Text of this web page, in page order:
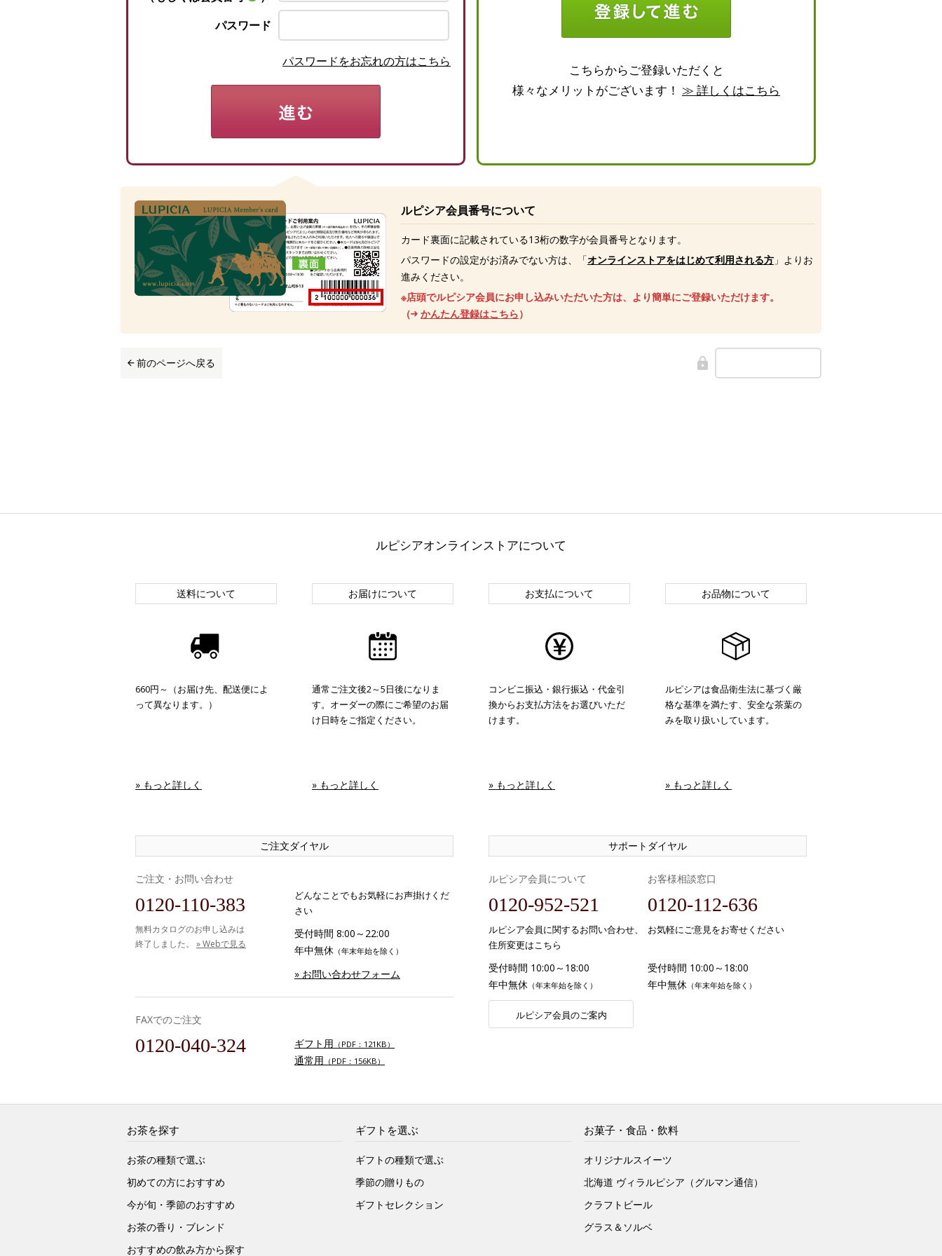
パスワード
パスワードをお忘れの方はこちら
こちらからご登録いただくと
様々なメリットがございます！ ≫ 詳しくはこちら
ルピシア会員番号について
カード裏面に記載されている13桁の数字が会員番号となります。
パスワードの設定がお済みでない方は、「オンラインストアをはじめて利用される方 」よりお
進みください。
※店頭でルピシア会員にお申し込みいただいた方は、より簡単にご登録いただけます。
（
かんたん登録はこちら）
前のページへ戻る
ルピシアオンラインストアについて
送料について
660円～（お届け先、配送便によ
って異なります。）
» もっと詳しく
お届けについて
通常ご注文後2～5日後になりま
す。オーダーの際にご希望のお届
け日時をご指定ください。
» もっと詳しく
お支払について
コンビニ振込・銀行振込・代金引
換からお支払方法をお選びいただ
けます。
» もっと詳しく
お品物について
ルピシアは食品衛生法に基づく厳
格な基準を満たす、安全な茶葉の
みを取り扱いしています。
» もっと詳しく
ご注文ダイヤル
ご注文・お問い合わせ
0120-110-383
無料カタログのお申し込みは
終了しました。 » Webで見る
どんなことでもお気軽にお声掛けくだ
さい
受付時間 8:00～22:00
年中無休 （年末年始を除く）
» お問い合わせフォーム
FAXでのご注文
0120-040-324 ギフト用 （PDF：121KB）
通常用 （PDF：156KB）
サポートダイヤル
ルピシア会員について
0120-952-521
ルピシア会員に関するお問い合わせ、
住所変更はこちら
受付時間 10:00～18:00
年中無休 （年末年始を除く）
ルピシア会員のご案内
お客様相談窓口
0120-112-636
お気軽にご意見をお寄せください
受付時間 10:00～18:00
年中無休 （年末年始を除く）
お茶を探す
お茶の種類で選ぶ
初めての方におすすめ
今が旬・季節のおすすめ
お茶の香り・ブレンド
おすすめの飲み方から探す
ギフトを選ぶ
ギフトの種類で選ぶ
季節の贈りもの
ギフトセレクション
お菓子・食品・飲料
オリジナルスイーツ
北海道 ヴィラルピシア（グルマン通信）
クラフトビール
グラス＆ソルベ